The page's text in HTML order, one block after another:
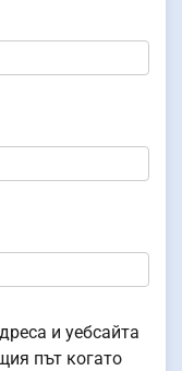
и уебсайта
път когато